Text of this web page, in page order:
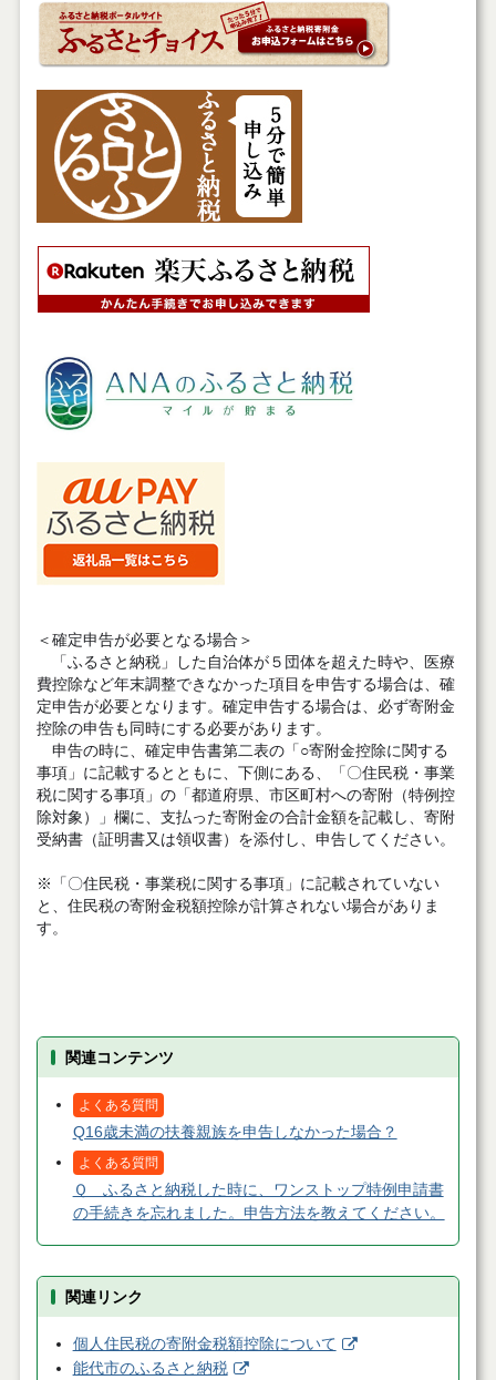
＜確定申告が必要となる場合＞
「ふるさと納税」した自治体が５団体を超えた時や、医療
費控除など年末調整できなかった項目を申告する場合は、確
定申告が必要となります。確定申告する場合は、必ず寄附金
控除の申告も同時にする必要があります。
申告の時に、確定申告書第二表の「○寄附金控除に関する
事項」に記載するとともに、下側にある、「〇住民税・事業
税に関する事項」の「都道府県、市区町村への寄附（特例控
除対象）」欄に、支払った寄附金の合計金額を記載し、寄附
受納書（証明書又は領収書）を添付し、申告してください。
※「〇住民税・事業税に関する事項」に記載されていない
と、住民税の寄附金税額控除が計算されない場合がありま
す。
関連コンテンツ
よくある質問
Q16歳未満の扶養親族を申告しなかった場合？
よくある質問
Ｑ ふるさと納税した時に、ワンストップ特例申請書
の手続きを忘れました。申告方法を教えてください。
関連リンク
個人住民税の寄附金税額控除について
能代市のふるさと納税